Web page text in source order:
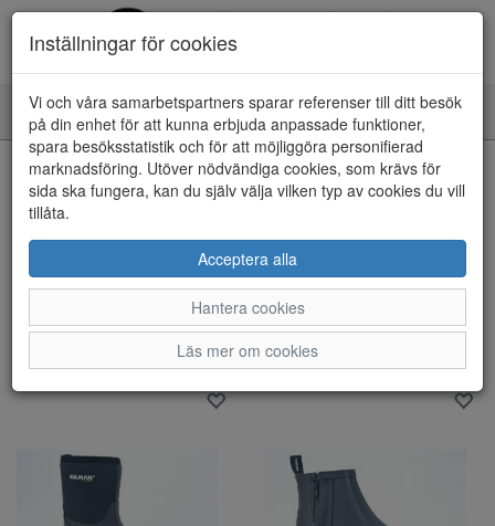
Toggle
navigation
Visa filter
Varumärke: Sulman
Rensa
6 artiklar hittade
Inställningar för cookies
Vi och våra samarbetspartners sparar referenser till ditt besök
på din enhet för att kunna erbjuda anpassade funktioner,
spara besöksstatistik och för att möjliggöra personifierad
marknadsföring. Utöver nödvändiga cookies, som krävs för
sida ska fungera, kan du själv välja vilken typ av cookies du vill
tillåta.
Acceptera alla
Hantera cookies
Läs mer om cookies